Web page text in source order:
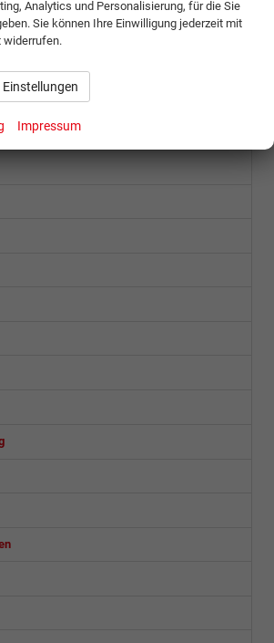
Analytics und Personalisierung, für die Sie
Sie können Ihre Einwilligung jederzeit mit
Einstellungen
Impressum